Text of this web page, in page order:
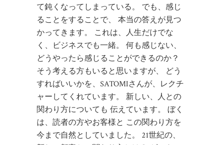
て鈍くなってしまっている。 でも、感じ
ることをすることで、 本当の答えが見つ
かってきます。 これは、人生だけでな
く、ビジネスでも一緒。 何も感じない、
どうやったら感じることができるのか？
そう考える方もいると思いますが、 どう
すればいいかを、SATOMIさんが、レクチ
ャーしてくれています。 新しい、人との
関わり方についても 伝えています。 ぼく
は、読者の方やお客様と この関わり方を
今まで自然としていました。 21世紀の、